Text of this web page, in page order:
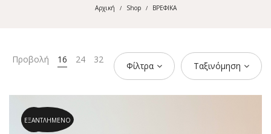
Αρχική / Shop / ΒΡΕΦΙΚΑ
Προβολή 16 24 32
Φίλτρα Ταξινόμηση
47.4%
ΕΞΑΝΤΛΗΜΈΝΟ